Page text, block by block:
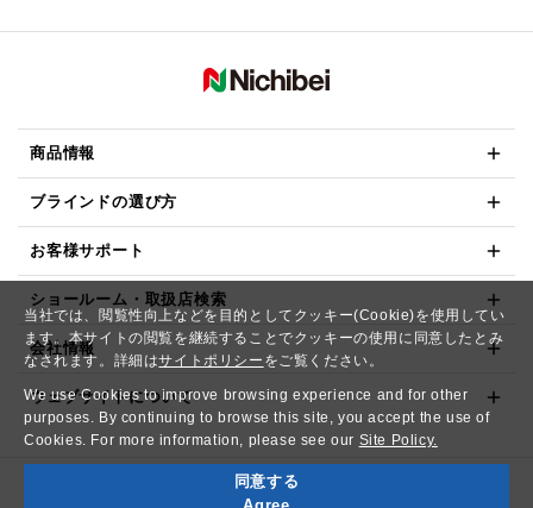
当社では、閲覧性向上などを目的としてクッキー(Cookie)を使用してい
ます。本サイトの閲覧を継続することでクッキーの使用に同意したとみ
なされます。詳細はサイトポリシー をご覧ください。
We use Cookies to improve browsing experience and for other
purposes. By continuing to browse this site, you accept the use of
Cookies. For more information, please see our Site Policy.
同意する
商品情報
ブラインドの選び方
お客様サポート
ショールーム・取扱店検索
会社情報
ウェブサイトについて
Copyright© NICHIBEI CO.,LTD. All Rights Reserved.